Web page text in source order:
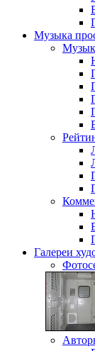
Музыка
Галереи